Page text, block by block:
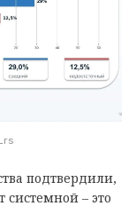
подтвердили,
системной – это